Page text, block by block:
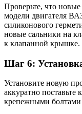
Проверьте, что
модели двигателя
силиконового
новые сальники на
к клапанной крышке.
Шаг 6:
Установите новую
аккуратно поставьте
крепежными болтами